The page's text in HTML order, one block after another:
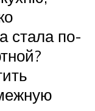
стала по-